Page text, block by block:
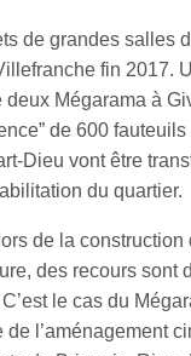
de grandes salles
fin 2017.
deux Mégarama à
de 600
Dieu vont être
du quartier.
de la construction
des recours sont
le cas du
de l’aménagement